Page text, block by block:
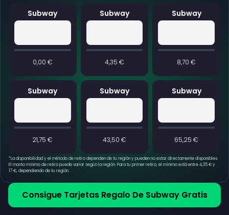
Consigue Tarjetas Regalo De Subway Gratis
Subway
0,00 €
Subway
4,35 €
Subway
8,70 €
Subway
21,75 €
Subway
43,50 €
Subway
65,25 €
*La disponibilidad y el método de retiro dependen de tu región y pueden no estar directamente disponibles.
El monto mínimo de retiro puede variar según la región. Para tu primer retiro, el mínimo está entre 4,35 € y
17 €, dependiendo de tu región.